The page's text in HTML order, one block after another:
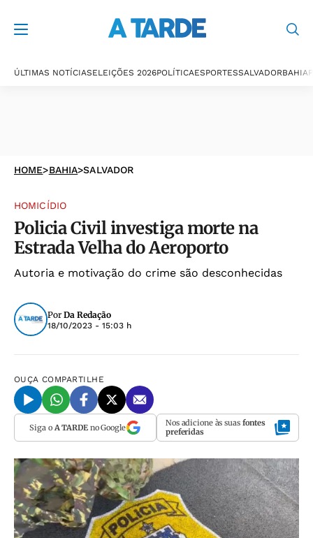
ÚLTIMAS NOTÍCIASELEIÇÕES 2026POLÍTICAESPORTESSALVADORBAHIA
HOME>BAHIA>SALVADOR
HOMICÍDIO
Policia Civil investiga morte na
Estrada Velha do Aeroporto
Autoria e motivação do crime são desconhecidas
Por Da Redação
18/10/2023 - 15:03 h
OUÇA COMPARTILHE
Siga o A TARDEno Google Nos adicione às suas fontes
preferidas